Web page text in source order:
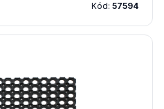
Kód: 57594